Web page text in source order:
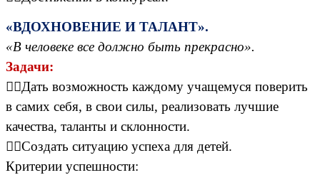
«ВДОХНОВЕНИЕ И ТАЛАНТ».
«В человеке все должно быть прекрасно».
Задачи:
Дать возможность каждому учащемуся поверить
в самих себя, в свои силы, реализовать лучшие
качества, таланты и склонности.
Создать ситуацию успеха для детей.
Критерии успешности: